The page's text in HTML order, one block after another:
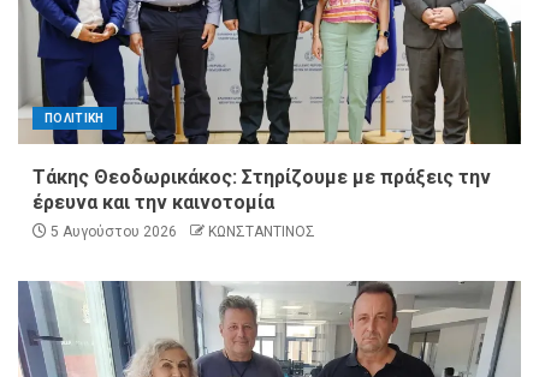
ΠΟΛΙΤΙΚΗ
Τάκης Θεοδωρικάκος: Στηρίζουμε με πράξεις την
έρευνα και την καινοτομία
5 Αυγούστου 2026 ΚΩΝΣΤΑΝΤΙΝΟΣ